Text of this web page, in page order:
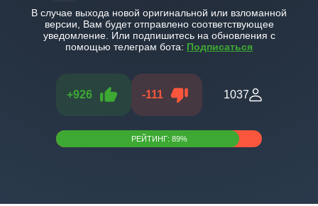
В случае выхода новой оригинальной или взломанной
версии, Вам будет отправлено соответствующее
уведомление. Или подпишитесь на обновления с
помощью телеграм бота: Подписаться
+926 -111 1037
РЕЙТИНГ: 89%